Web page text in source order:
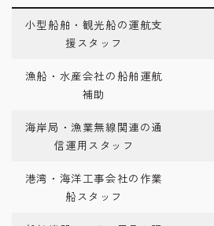
小型船舶・観光船の運航支
援スタッフ
漁船・水産会社の船舶運航
補助
海岸局・漁業無線関連の通
信運用スタッフ
港湾・海洋工事会社の作業
船スタッフ